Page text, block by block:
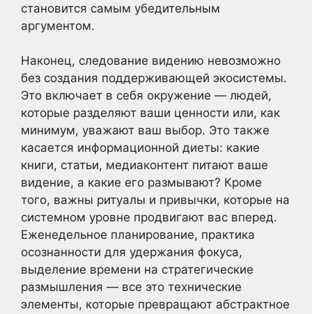
становится самым убедительным
аргументом.
Наконец, следование видению невозможно
без создания поддерживающей экосистемы.
Это включает в себя окружение — людей,
которые разделяют ваши ценности или, как
минимум, уважают ваш выбор. Это также
касается информационной диеты: какие
книги, статьи, медиаконтент питают ваше
видение, а какие его размывают? Кроме
того, важны ритуалы и привычки, которые на
системном уровне продвигают вас вперед.
Еженедельное планирование, практика
осознанности для удержания фокуса,
выделение времени на стратегические
размышления — все это технические
элементы, которые превращают абстрактное